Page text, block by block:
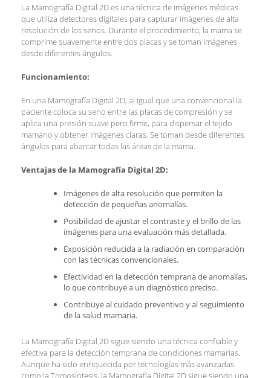
La Mamografía Digital 2D es una técnica de imágenes médicas
que utiliza detectores digitales para capturar imágenes de alta
resolución de los senos. Durante el procedimiento, la mama se
comprime suavemente entre dos placas y se toman imágenes
desde diferentes ángulos.
Funcionamiento:
En una Mamografía Digital 2D, al igual que una convencional la
paciente coloca su seno entre las placas de compresión y se
aplica una presión suave pero firme, para dispersar el tejido
mamario y obtener imágenes claras. Se toman desde diferentes
ángulos para abarcar todas las áreas de la mama.
Ventajas de la Mamografía Digital 2D:
Imágenes de alta resolución que permiten la
detección de pequeñas anomalías.
Posibilidad de ajustar el contraste y el brillo de las
imágenes para una evaluación más detallada.
Exposición reducida a la radiación en comparación
con las técnicas convencionales.
Efectividad en la detección temprana de anomalías,
lo que contribuye a un diagnóstico preciso.
Contribuye al cuidado preventivo y al seguimiento
de la salud mamaria.
La Mamografía Digital 2D sigue siendo una técnica confiable y
efectiva para la detección temprana de condiciones mamarias.
Aunque ha sido enriquecida por tecnologías más avanzadas
como la Tomosíntesis, la Mamografía Digital 2D sigue siendo una